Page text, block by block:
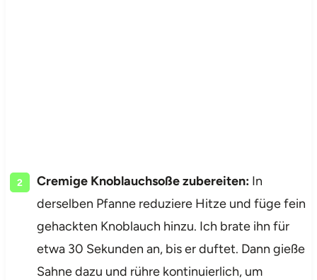
Cremige Knoblauchsoße zubereiten:In
derselben Pfanne reduziere Hitze und füge fein
gehackten Knoblauch hinzu. Ich brate ihn für
etwa 30 Sekunden an, bis er duftet. Dann gieße
Sahne dazu und rühre kontinuierlich, um